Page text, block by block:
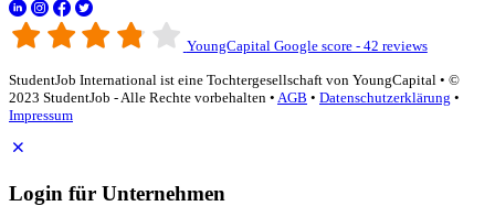
YoungCapital Google score - 42 reviews
StudentJob International ist eine Tochtergesellschaft von YoungCapital • ©
2023 StudentJob - Alle Rechte vorbehalten • AGB • Datenschutzerklärung •
Impressum
Login für Unternehmen